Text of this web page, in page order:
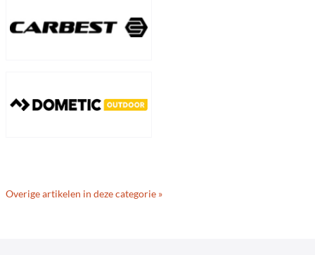
Overige artikelen in deze categorie »